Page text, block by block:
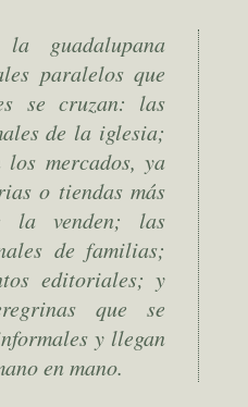
guadalupana
paralelos que
se cruzan: las
de la iglesia;
mercados, ya
o tiendas más
la venden; las
de familias;
editoriales; y
que se
y llegan
en mano.